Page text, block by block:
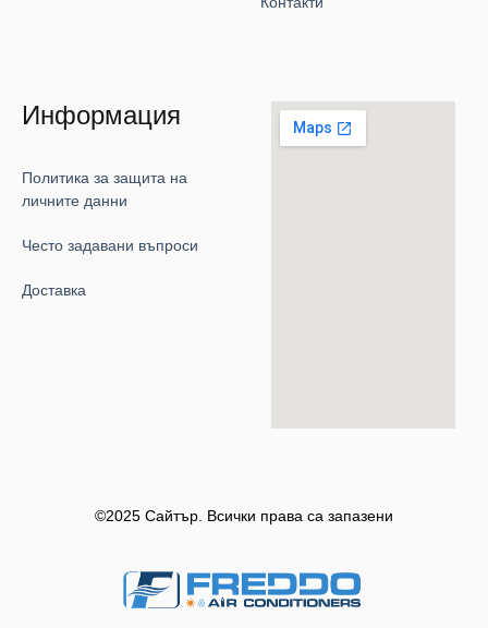
Информация
Политика за защита на
личните данни
Често задавани въпроси
Доставка
©2025 Сайтър. Всички права са запазени